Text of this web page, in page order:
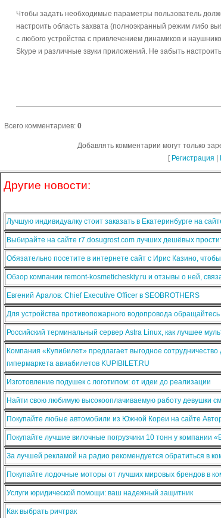
Чтобы задать необходимые параметры пользователь
настроить область захвата (полноэкранный режим либо
с любого устройства с привлечением динамиков и
Skype и различные звуки приложений. Не забыть
Всего комментариев: 0
Добавлять комментарии могут только
[ Регистрация
Другие новости:
Лучшую индивидуалку стоит заказать в Екатеринбурге на
Выбирайте на сайте r7.dosugrost.com лучших дешёвых
Обязательно посетите в интернете сайт с Ирис Казино,
Обзор компании remont-kosmeticheskiy.ru и отзывы о ней,
Евгений Аралов: Chief Executive Officer в SEOBROTHERS
Для устройства противопожарного водопровода
Российский терминальный сервер Astra Linux, как лучшее
Компания «Купибилет» предлагает выгодное сотрудничество
гипермаркета авиабилетов KUPIBILET.RU
Изготовление подушек с логотипом: от идеи до реализации
Найти свою любимую высокооплачиваемую работу девушки
Покупайте любые автомобили из Южной Кореи на сайте
Покупайте лучшие вилочные погрузчики 10 тонн у компании
За лучшей рекламой на радио рекомендуется обратиться в
Покупайте лодочные моторы от лучших мировых брендов в
Услуги юридической помощи: ваш надежный защитник
Как выбрать ричтрак